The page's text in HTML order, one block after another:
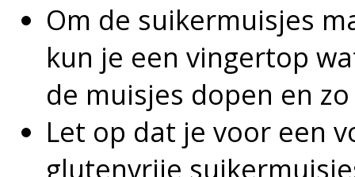
Om de suikermuisjes
kun je een vingertop
de muisjes dopen en
Let op dat je voor een
glutenvrije